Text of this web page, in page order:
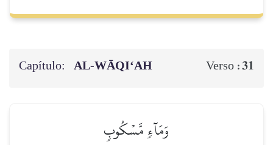
Capítulo: AL‑WĀQI‘AH Verso :31
وَمَآءٖ مَّسۡكُوبٖ